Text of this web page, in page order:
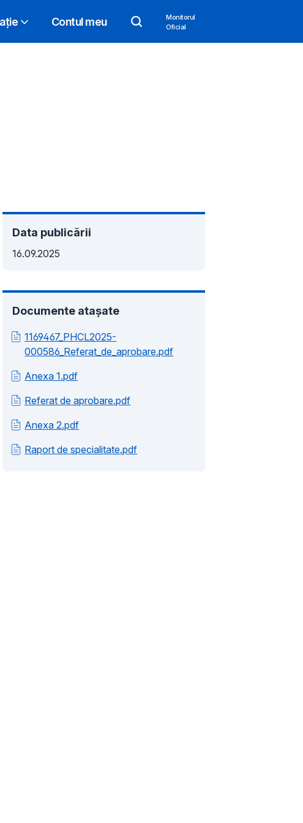
Contul meu
Monitorul
Oficial
Data publicării
16.09.2025
Documente atașate
1169467_PHCL2025-
000586_Referat_de_aprobare.pdf
Anexa 1.pdf
Referat de aprobare.pdf
Anexa 2.pdf
Raport de specialitate.pdf